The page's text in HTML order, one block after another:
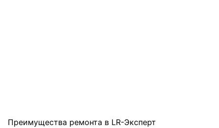
Преимущества ремонта в LR-Эксперт